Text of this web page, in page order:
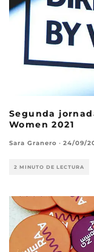
Segunda
Women 2021
Sara Granero · 24/09/
2 MINUTO DE LECTURA